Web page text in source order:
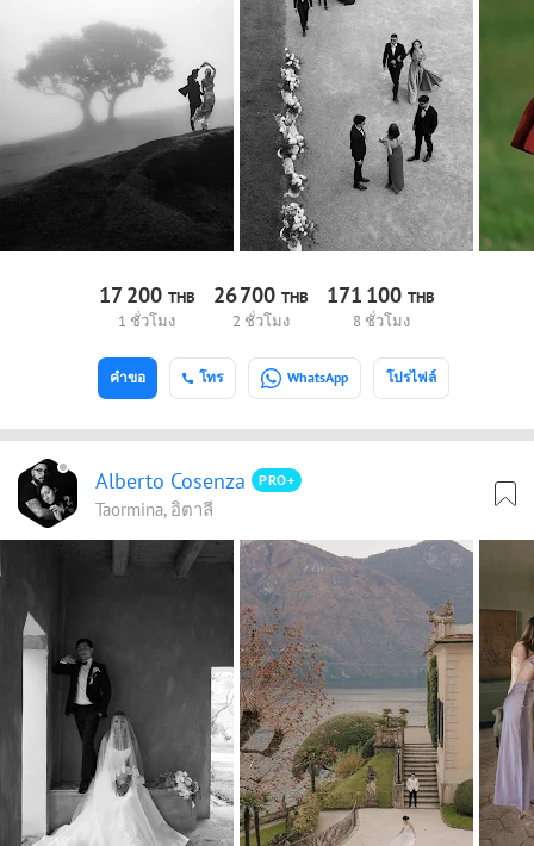
17200 THB
1 ชั่วโมง
26700THB
2 ชั่วโมง
171 100THB
8 ชั่วโมง
โทร WhatsApp โปรไฟล์
คำขอ
Alberto Cosenza PRO+
Taormina, อิตาลี